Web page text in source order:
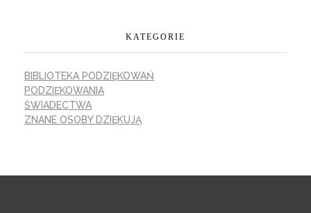
KATEGORIE
BIBLIOTEKA PODZIĘKOWAŃ
PODZIĘKOWANIA
ŚWIADECTWA
ZNANE OSOBY DZIĘKUJĄ